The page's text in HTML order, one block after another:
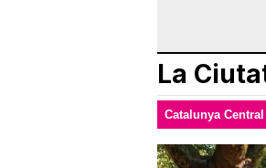
La
Catalunya Central